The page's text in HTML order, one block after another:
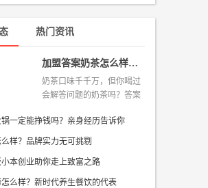
热门资讯
加盟答案奶茶怎么样？靠谱吗？
奶茶口味千千万，但你喝过
会解答问题的奶茶吗？答案
一定能挣钱吗？亲身经历告诉你
样？品牌实力无可挑剔
本创业助你走上致富之路
么样？新时代养生餐饮的代表